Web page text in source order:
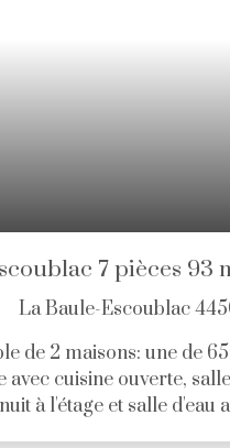
7 pièces 93
La Baule-Escoublac
de 2 maisons: une de
cuisine ouverte,
à l'étage et salle d'eau